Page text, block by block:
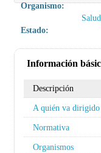
Organismo:
Salud
Estado:
Información
Descripción
A quién va dirigido
Normativa
Organismos